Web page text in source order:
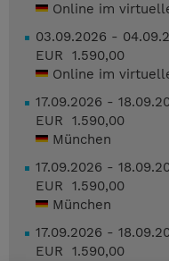
Online im
03.09.2026 -
EUR 1.590,00
Online im
17.09.2026 -
EUR 1.590,00
München
17.09.2026 -
EUR 1.590,00
München
17.09.2026 -
EUR 1.590,00